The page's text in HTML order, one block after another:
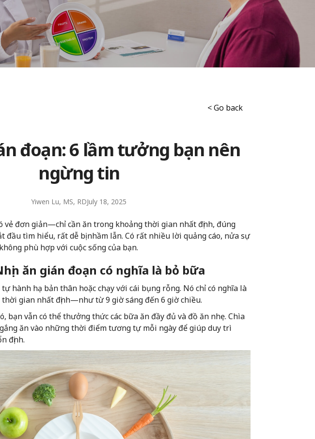
< Go back
đoạn: 6 lầm tưởng bạn nên
ngừng tin
Yiwen Lu, MS, RDJuly 18, 2025
vẻ đơn giản—chỉ cần ăn trong khoảng thời gian nhất định, đúng
đầu tìm hiểu, rất dễ bị nhầm lẫn. Có rất nhiều lời quảng cáo, nửa sự
phù hợp với cuộc sống của bạn.
ăn gián đoạn có nghĩa là bỏ bữa
hành hạ bản thân hoặc chạy với cái bụng rỗng. Nó chỉ có nghĩa là
gian nhất định—như từ 9 giờ sáng đến 6 giờ chiều.
bạn vẫn có thể thưởng thức các bữa ăn đầy đủ và đồ ăn nhẹ. Chìa
ăn vào những thời điểm tương tự mỗi ngày để giúp duy trì
định.